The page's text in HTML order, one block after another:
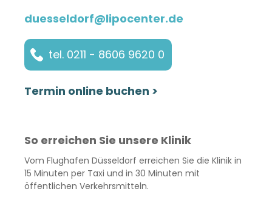
duesseldorf@lipocenter.de
tel. 0211 - 8606 9620 0
Termin online buchen >
So erreichen Sie unsere Klinik
Vom Flughafen Düsseldorf erreichen Sie die Klinik in
15 Minuten per Taxi und in 30 Minuten mit
öffentlichen Verkehrsmitteln.